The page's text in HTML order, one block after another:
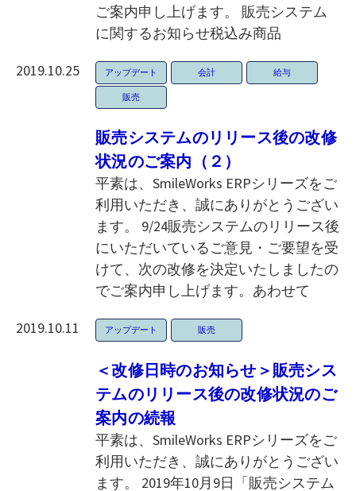
ご案内申し上げます。 販売システム
に関するお知らせ税込み商品
2019.10.25 アップデート 会計 給与
販売
販売システムのリリース後の改修
状況のご案内（２）
平素は、SmileWorks ERPシリーズをご
利用いただき、誠にありがとうござい
ます。 9/24販売システムのリリース後
にいただいているご意見・ご要望を受
けて、次の改修を決定いたしましたの
でご案内申し上げます。あわせて
2019.10.11 アップデート 販売
＜改修日時のお知らせ＞販売シス
テムのリリース後の改修状況のご
案内の続報
平素は、SmileWorks ERPシリーズをご
利用いただき、誠にありがとうござい
ます。 2019年10月9日「販売システム